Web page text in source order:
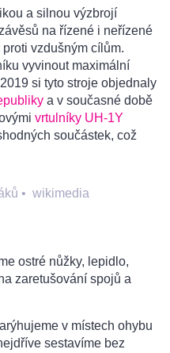
a silnou výzbrojí
na řízené i neřízené
vzdušným cílům.
vyvinout maximální
si tyto stroje objednaly
a v současné době
vrtulníky UH-1Y
součástek, což
• wikimedia
ostré nůžky, lepidlo,
zaretušování spojů a
v místech ohybu
sestavíme bez